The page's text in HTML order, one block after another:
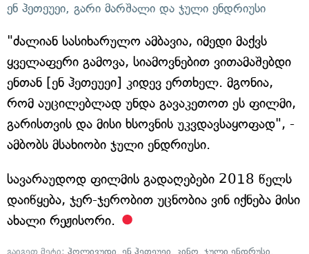
ენ ჰეთეუეი, გარი მარშალი და ჯული ენდრიუსი
"ძალიან სასიხარულო ამბავია, იმედი მაქვს
ყველაფერი გამოვა, სიამოვნებით ვითამაშებდი
ენთან [ენ ჰეთეუეი] კიდევ ერთხელ. მგონია,
რომ აუცილებლად უნდა გავაკეთოთ ეს ფილმი,
გარისთვის და მისი ხსოვნის უკვდავსაყოფად", -
ამბობს მსახიობი ჯული ენდრიუსი.
სავარაუდოდ ფილმის გადაღებები 2018 წელს
დაიწყება, ჯერ-ჯერობით უცნობია ვინ იქნება მისი
ახალი რეჟისორი.
გაიგეთ მეტი: ჰოლივუდი, ენ ჰეთეუეი, კინო, ჯული ენდრუსი,